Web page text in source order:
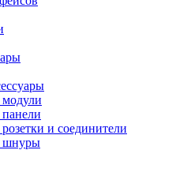
и соединители
шнуры